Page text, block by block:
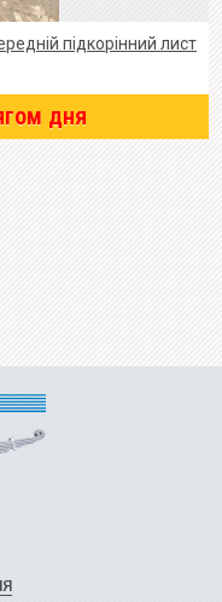
підкорінний лист
дня